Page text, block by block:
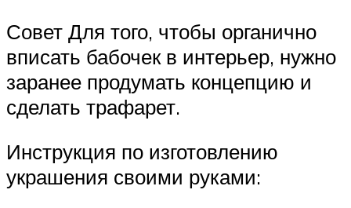
Совет Для того, чтобы органично
вписать бабочек в интерьер, нужно
заранее продумать концепцию и
сделать трафарет.
Инструкция по изготовлению
украшения своими руками: